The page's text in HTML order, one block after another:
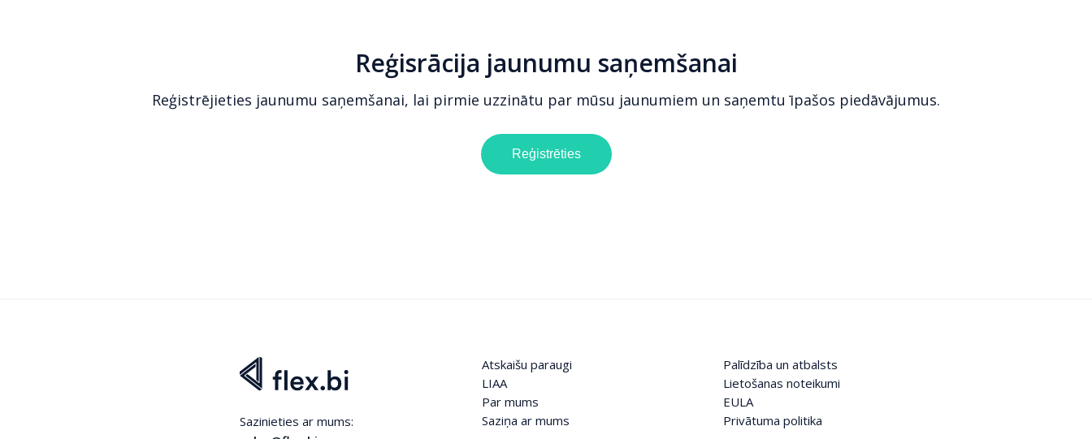
Reģisrācija jaunumu saņemšanai
Reģistrējieties jaunumu saņemšanai, lai pirmie uzzinātu par mūsu jaunumiem un saņemtu īpašos piedāvājumus.
Reģistrēties
Sazinieties ar mums:
Atskaišu paraugi
LIAA
Par mums
Saziņa ar mums
Palīdzība un atbalsts
Lietošanas noteikumi
EULA
Privātuma politika